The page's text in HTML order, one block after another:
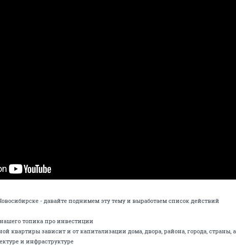
- давайте поднимем эту тему и выработаем список действий
топика про инвестиции
квартиры зависит и от капитализации дома, двора, района, города, страны,
и инфраструктуре